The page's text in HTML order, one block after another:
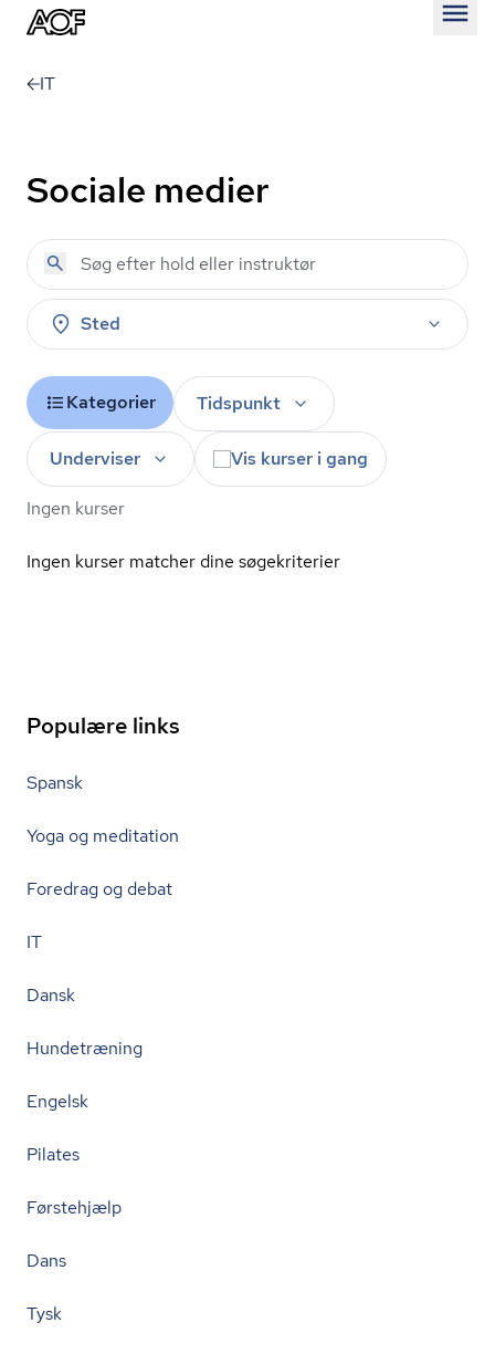
IT
Sociale medier
Sted
Kategorier Tidspunkt
Underviser Vis kurser i gang
Ingen kurser
Ingen kurser matcher dine søgekriterier
Populære links
Spansk
Yoga og meditation
Foredrag og debat
IT
Dansk
Hundetræning
Engelsk
Pilates
Førstehjælp
Dans
Tysk